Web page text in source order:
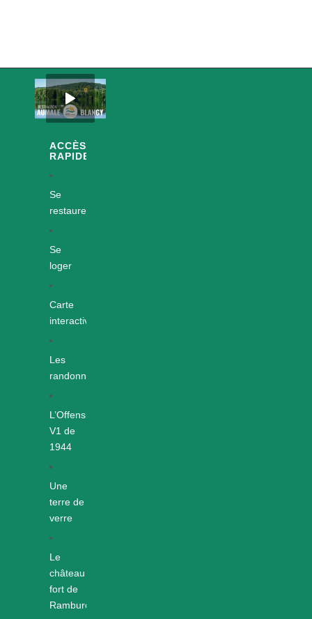
ACCÈS
RAPIDES
Se
restaurer
Se
loger
Carte
interactive
Les
randonnées
L’Offensive
V1 de
1944
Une
terre de
verre
Le
château
fort de
Rambures